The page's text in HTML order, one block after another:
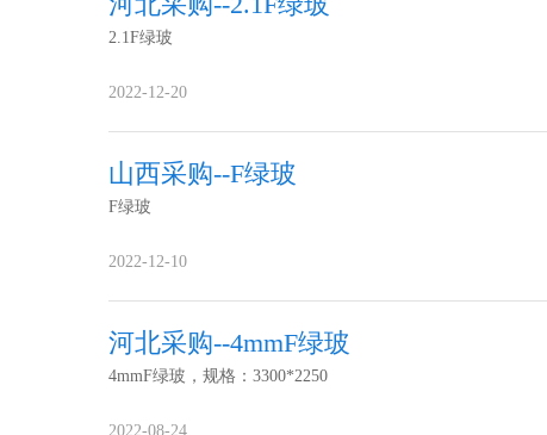
2.1F绿玻
2022-12-20
山西采购--F绿玻
F绿玻
2022-12-10
河北采购--4mmF绿玻
4mmF绿玻，规格：3300*2250
2022-08-24